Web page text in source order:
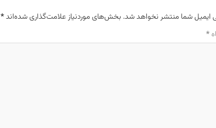
ایمیل شما منتشر نخواهد شد. بخش‌های موردنیاز علامت‌گذاری شده‌اند*
*